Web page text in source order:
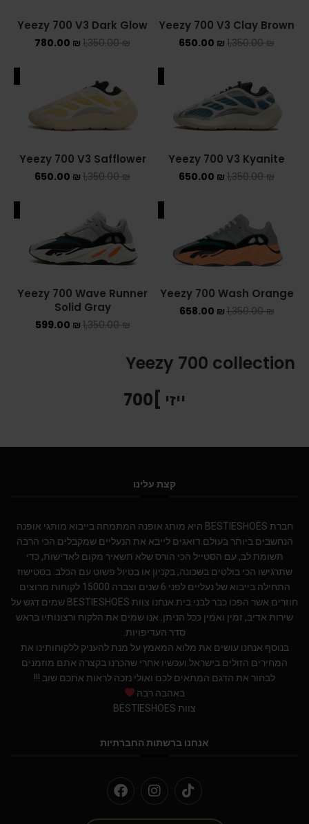
Yeezy 700 V3 Clay Brown
1,350.00₪
650.00 ₪
Yeezy 700 V3 Dark Glow
1,350.00₪
780.00 ₪
Yeezy 700 V3 Kyanite
1,350.00₪
650.00 ₪
Yeezy 700 V3 Safflower
1,350.00₪
650.00 ₪
Yeezy 700 Wash Orange
1,350.00₪
658.00 ₪
Yeezy 700 Wave Runner
Solid Gray
1,350.00₪
599.00 ₪
Yeezy 700 collection
ייזי ]700
קצת עלינו
חברת BESTIESHOES היא מותג אופנה המתמחה בייבוא מותגי אופנה
הנחשבים ביותר בעולם.דואגים לייבא את הנעליים שמקבלים הכי הרבה
תשומת לב, עם הסטייל הכי הורס שלא תשאיר מקום לאדישות, כדי
שתרגישו הכי בולטים בשכונה, בקניון או בטיול פשוט עם הכלב. בסטישוז
התחילה בייבוא של נעליים לפני 6 שנים וצברה 15000 לקוחות מרוצים
חוזרים אשר הפכו כבר לבני בית.אנחנו צוות BESTIESHOES שמים דגש על
שירות אדיב, זמין ואמין ככל הניתן. אנו שמים את הלקוח ורצונותיו בראש
סדר העדיפויות.
בנוסף אנחנו עושים את מלוא המאמץ על מנת להעניק ללקוחותינו את
המחירים הזולים בישראל.ועכשיו אחרי שהכרנו בקצרה אתם מוזמנים
לבחור את הדגם המתאים לכם ואולי נזכה לראות אתכם שוב !!!
באהבה רבה
צוות BESTIESHOES
אנחנו ברשתות החברתיות